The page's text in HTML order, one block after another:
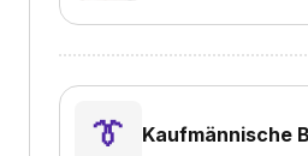
👔 Kaufmännische